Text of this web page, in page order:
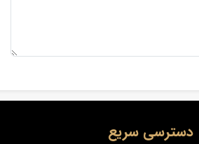
دسترسی سریع